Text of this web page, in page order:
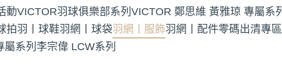
動VICTOR羽球俱樂部系列 VICTOR 鄭思維 黃雅琼 專屬系
拍羽丨球鞋羽網丨球袋羽網丨服飾羽網丨配件零碼出清專區
系列 李宗偉 LCW系列